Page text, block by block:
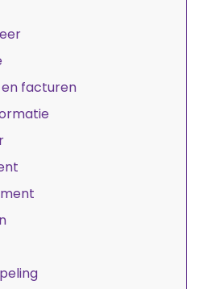
facturen